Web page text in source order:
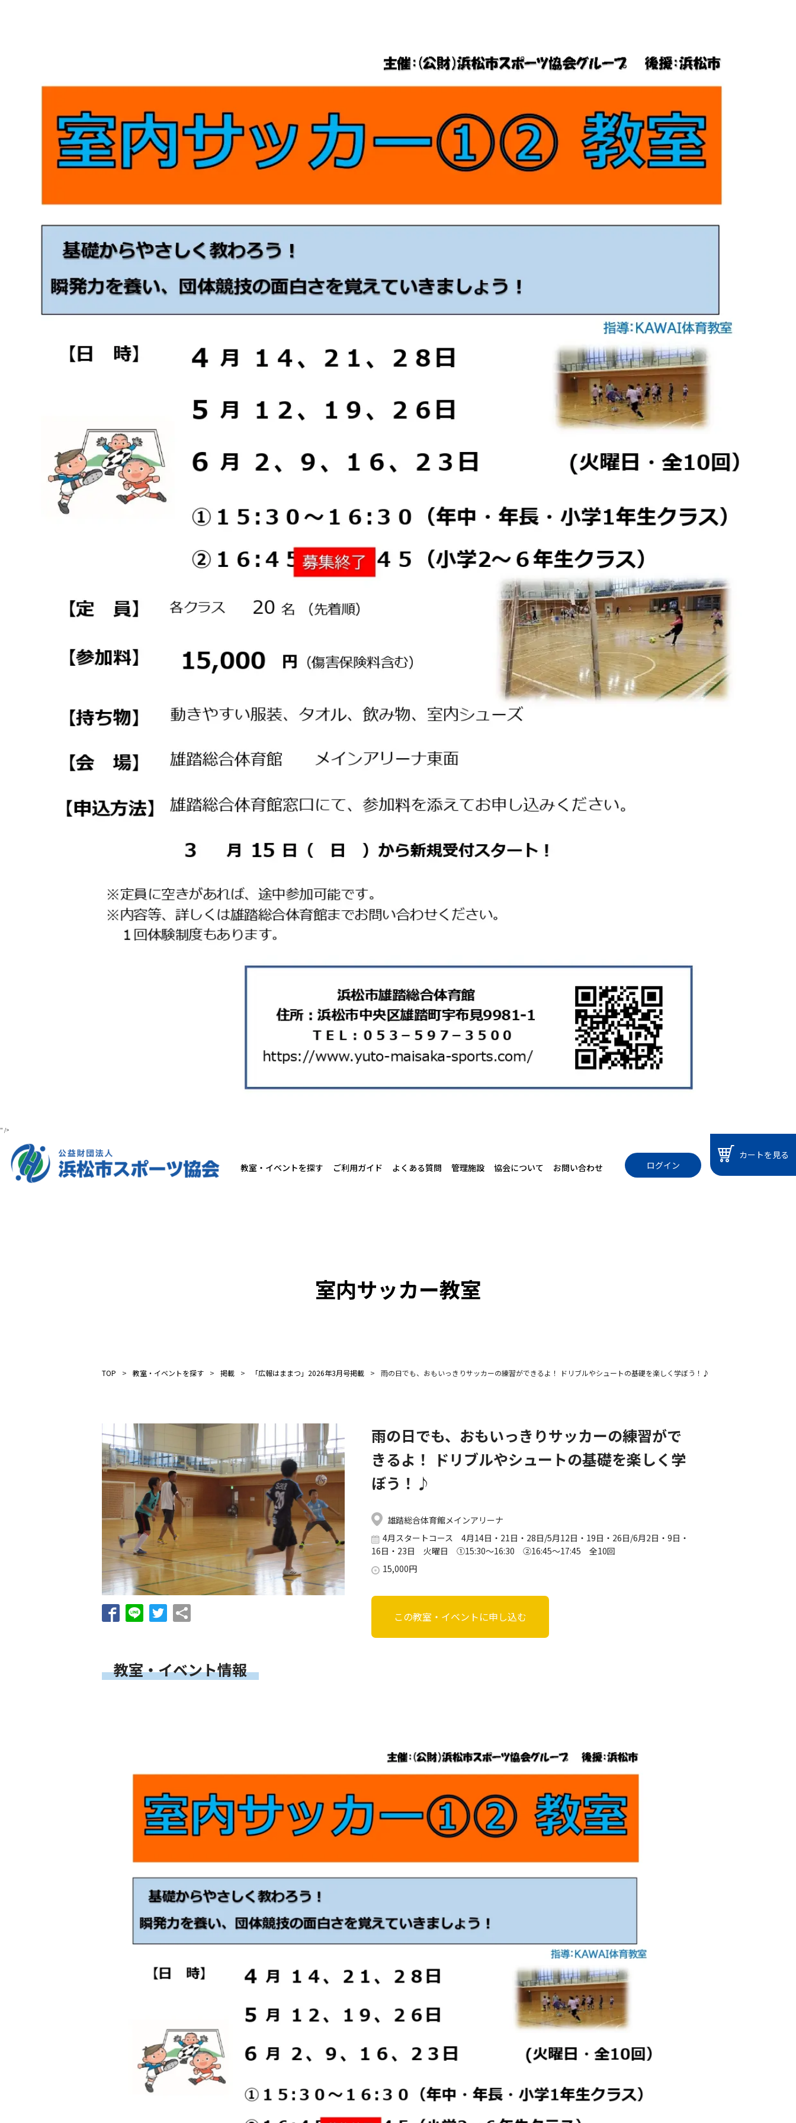
" />
教室・イベントを探す ご利用ガイド よくある質問 管理施設 協会について お問い合わせ ログイン
カートを見る
室内サッカー教室
TOP 教室・イベントを探す 掲載 「広報はままつ」2026年3月号掲載 雨の日でも、おもいっきりサッカーの練習ができるよ！ ドリブルやシュートの基礎を楽しく学ぼう！♪
雨の日でも、おもいっきりサッカーの練習がで
きるよ！ ドリブルやシュートの基礎を楽しく学
ぼう！♪
雄踏総合体育館メインアリーナ
4月スタートコース 4月14日・21日・28日/5月12日・19日・26日/6月2日・9日・
16日・23日 火曜日 ①15:30～16:30 ②16:45～17:45 全10回
15,000円
この教室・イベントに申し込む
教室・イベント情報